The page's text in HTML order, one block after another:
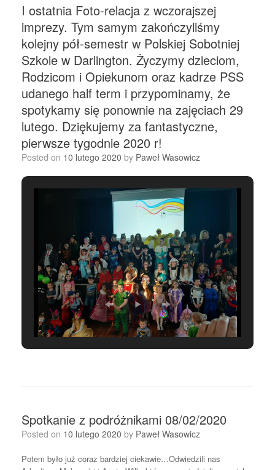
I ostatnia Foto-relacja z wczorajszej
imprezy. Tym samym zakończyliśmy
kolejny pół-semestr w Polskiej Sobotniej
Szkole w Darlington. Życzymy dzieciom,
Rodzicom i Opiekunom oraz kadrze PSS
udanego half term i przypominamy, że
spotykamy się ponownie na zajęciach 29
lutego. Dziękujemy za fantastyczne,
pierwsze tygodnie 2020 r!
Posted on 10 lutego 2020 by Paweł Wasowicz
Spotkanie z podróżnikami 08/02/2020
Posted on 10 lutego 2020 by Paweł Wasowicz
Potem było już coraz bardziej ciekawie…Odwiedzili nas